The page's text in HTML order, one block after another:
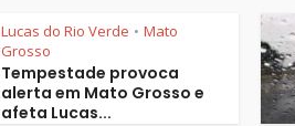
Lucas do Rio Verde • Mato
Grosso
Tempestade provoca
alerta em Mato Grosso e
afeta Lucas...